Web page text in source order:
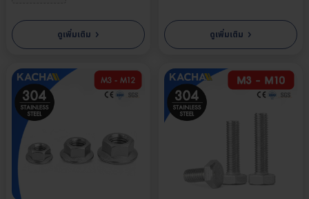
ดูเพิ่มเติม › ดูเพิ่มเติม ›